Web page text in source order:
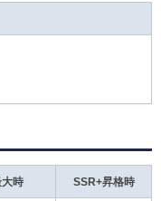
大時 SSR+昇格時